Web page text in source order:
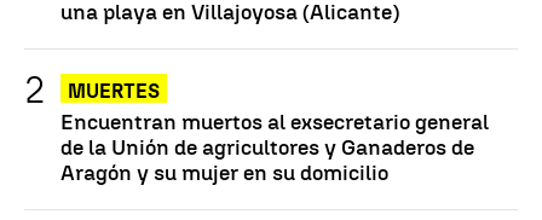
una playa en Villajoyosa (Alicante)
MUERTES
Encuentran muertos al exsecretario general
de la Unión de agricultores y Ganaderos de
Aragón y su mujer en su domicilio